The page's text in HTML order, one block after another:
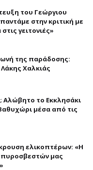
του Γεώργιου
στην κριτική με
γειτονιές»
της παράδοσης:
Xαλκιάς
το Eκκλησάκι
μέσα από τις
ελικοπτέρων: «Η
μας